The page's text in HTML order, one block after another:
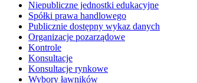
Niepubliczne jednostki edukacyjne
Spółki prawa handlowego
Publicznie dostępny wykaz danych
Organizacje pozarządowe
Kontrole
Konsultacje
Konsultacje rynkowe
Wybory ławników